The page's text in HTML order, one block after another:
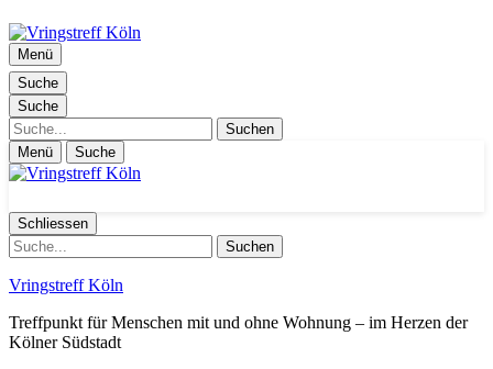
Menü
Suche
Suche
Suche
Menü Suche
Schliessen
Suche
Vringstreff Köln
Treffpunkt für Menschen mit und ohne Wohnung – im Herzen der
Kölner Südstadt